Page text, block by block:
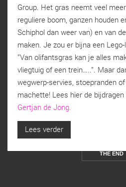
Group. Het gras neemt veel
reguliere boom, ganzen houden
Schiphol dan weer van) en van
maken. Je zou er bijna een
’’Van olifantsgras kan je alles
vliegtuig of een trein…..’’. Maar
wegwerp-servies, stoepranden
machette! Lees hier de bijdragen
Gertjan de Jong.
Lees verder
THE END